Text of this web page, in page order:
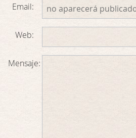
Email:
Web:
Mensaje: